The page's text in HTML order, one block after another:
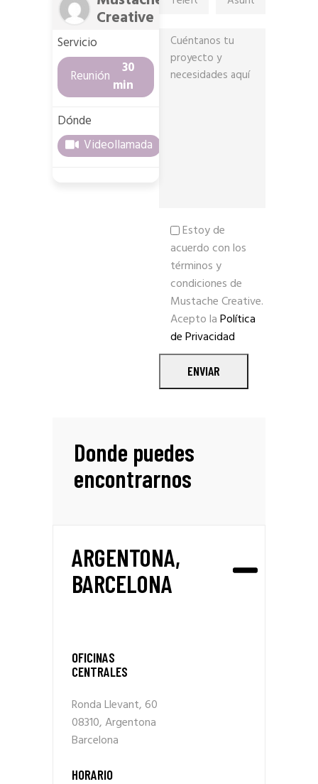
Creative
Servicio
Reunión
30
min
Dónde
Videollamada
Estoy de
acuerdo con los
términos y
condiciones de
Mustache Creative.
Acepto laPolítica
de Privacidad
ENVIAR
Donde puedes
encontrarnos
ARGENTONA,
BARCELONA
OFICINAS
CENTRALES
Ronda Llevant, 60
08310, Argentona
Barcelona
HORARIO